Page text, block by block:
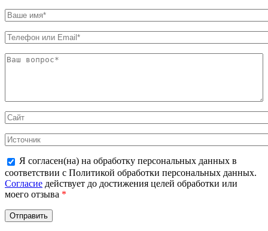
Я согласен(на) на обработку персональных данных в
соответствии с Политикой обработки персональных данных.
Согласие действует до достижения целей обработки или
моего отзыва *